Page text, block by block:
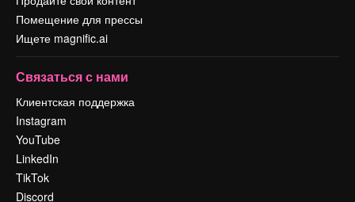
Помещение для прессы
Ищете magnific.ai
Связаться с нами
Клиентская поддержка
Instagram
YouTube
LinkedIn
TikTok
Discord